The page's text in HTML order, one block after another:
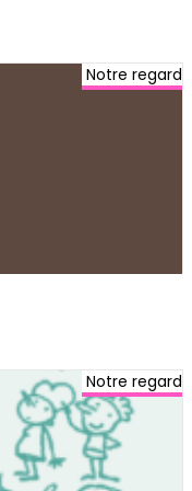
Notre regard
Notre regard